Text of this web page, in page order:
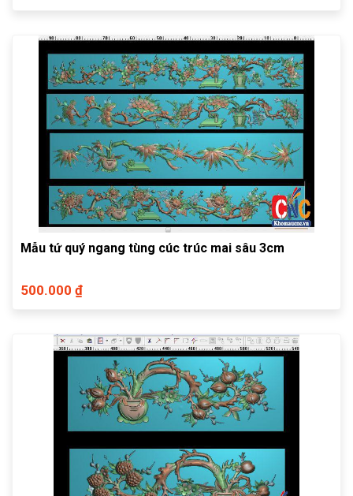
Mẫu tứ quý ngang tùng cúc trúc mai sâu 3cm
500.000 ₫